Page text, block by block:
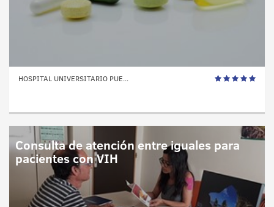
HOSPITAL UNIVERSITARIO PUE...
Consulta de atención entre iguales para
pacientes con VIH